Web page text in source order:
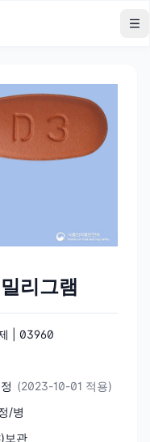
리그램
| 03960
(2023-10-01 적용)
/병
보관